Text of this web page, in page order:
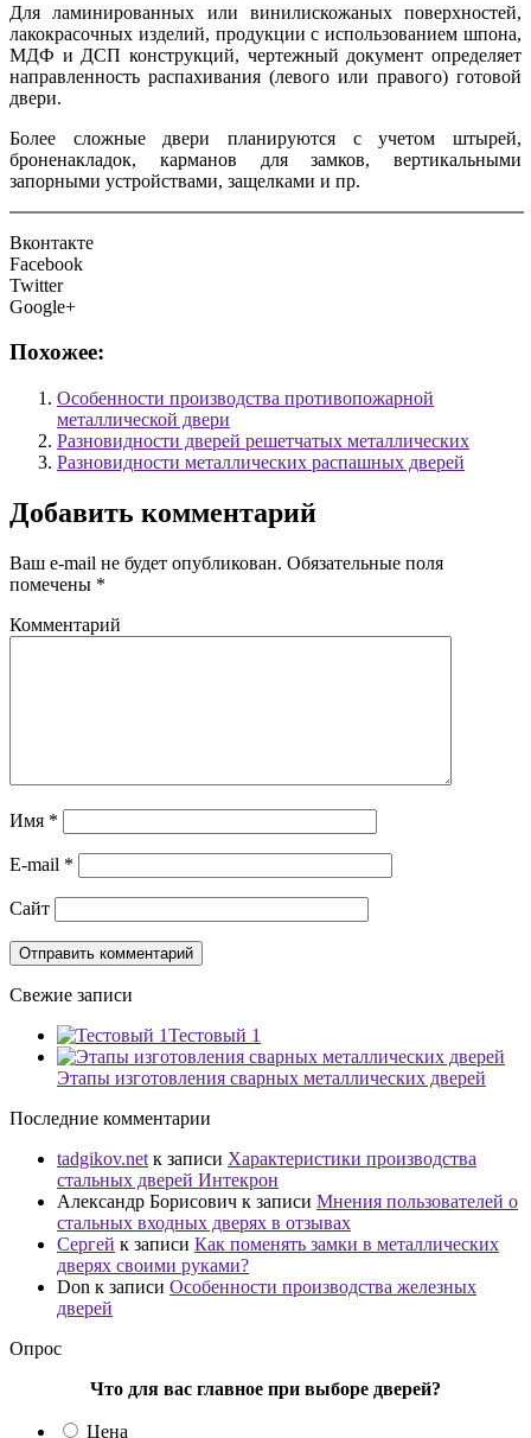
Для ламинированных или винилискожаных поверхностей,
лакокрасочных изделий, продукции с использованием шпона,
МДФ и ДСП конструкций, чертежный документ определяет
направленность распахивания (левого или правого) готовой
двери.
Более сложные двери планируются с учетом штырей,
броненакладок, карманов для замков, вертикальными
запорными устройствами, защелками и пр.
Вконтакте
Facebook
Twitter
Google+
Похожее:
Особенности производства противопожарной
металлической двери
Разновидности дверей решетчатых металлических
Разновидности металлических распашных дверей
Добавить комментарий
Ваш e-mail не будет опубликован. Обязательные поля
помечены *
Комментарий
Имя *
E-mail *
Сайт
Свежие записи
Тестовый 1
Этапы изготовления сварных металлических дверей
Последние комментарии
tadgikov.net к записи Характеристики производства
стальных дверей Интекрон
Александр Борисович к записи Мнения пользователей о
стальных входных дверях в отзывах
Сергей к записи Как поменять замки в металлических
дверях своими руками?
Don к записи Особенности производства железных
дверей
Опрос
Что для вас главное при выборе дверей?
Цена